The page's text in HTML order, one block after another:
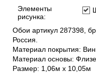
Элементы
рисунка:
Обои артикул 287398,
Россия.
Материал покрытия:
Материал основы:
Размер: 1,06м х 10,05м